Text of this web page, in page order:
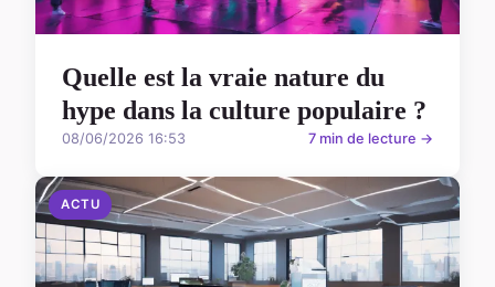
Quelle est la vraie nature du
hype dans la culture populaire ?
08/06/2026 16:53 7 min de lecture →
ACTU